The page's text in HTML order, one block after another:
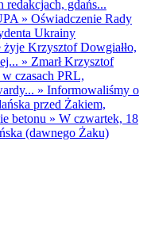
redakcjach, gdańs...
» Oświadczenie Rady
Ukrainy
żyje Krzysztof Dowgiałło,
» Zmarł Krzysztof
czasach PRL,
» Informowaliśmy o
przed Żakiem,
betonu » W czwartek, 18
(dawnego Żaku)